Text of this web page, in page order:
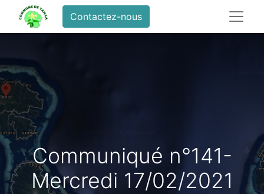
Contactez-nous
Communiqué n°141-
Mercredi 17/02/2021